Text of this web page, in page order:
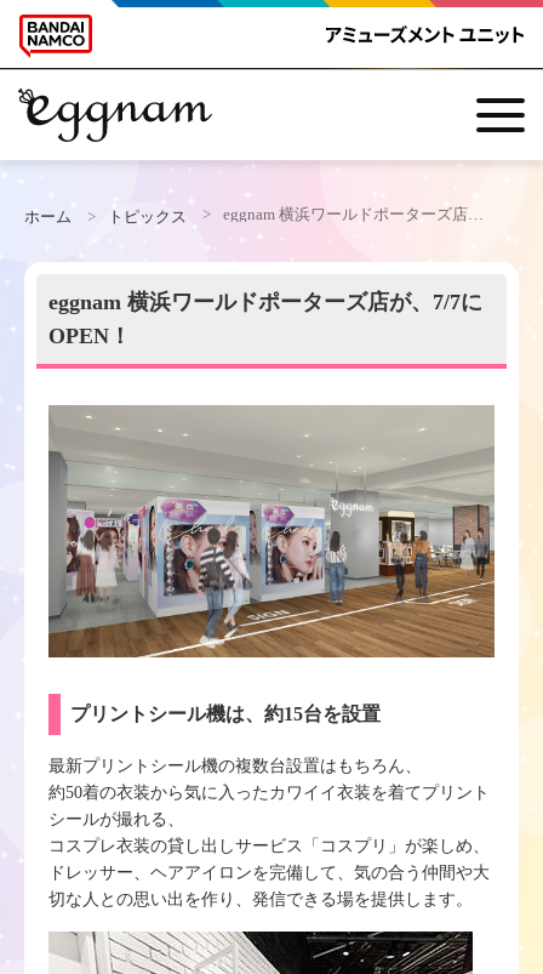
TOPICS
HEP FIVE店
横浜WP店
ホーム トピックス eggnam 横浜ワールドポーターズ店が、7/7にOPEN！
eggnam 横浜ワールドポーターズ店が、7/7に
OPEN！
プリントシール機は、約15台を設置
最新プリントシール機の複数台設置はもちろん、
約50着の衣装から気に入ったカワイイ衣装を着てプリント
シールが撮れる、
コスプレ衣装の貸し出しサービス「コスプリ」が楽しめ、
ドレッサー、ヘアアイロンを完備して、気の合う仲間や大
切な人との思い出を作り、発信できる場を提供します。